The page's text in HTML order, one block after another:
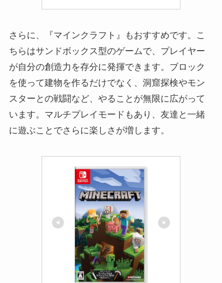
さらに、『マインクラフト』もおすすめです。こ
ちらはサンドボックス型のゲームで、プレイヤー
が自分の創造力を存分に発揮できます。ブロック
を使って建物を作るだけでなく、洞窟探検やモン
スターとの戦闘など、やることが無限に広がって
います。マルチプレイモードもあり、友達と一緒
に遊ぶことでさらに楽しさが増します。